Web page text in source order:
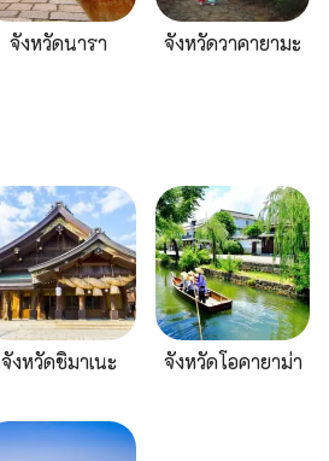
จังหวัดนารา จังหวัดวาคายามะ
จังหวัดชิมาเนะ จังหวัดโอคายาม่า